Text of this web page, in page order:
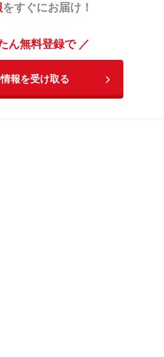
をすぐにお届け！
ん無料登録で ／
報を受け取る